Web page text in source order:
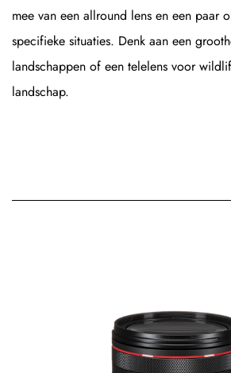
mee van een allround lens en een paar
specifieke situaties. Denk aan een
landschappen of een telelens voor
landschap.